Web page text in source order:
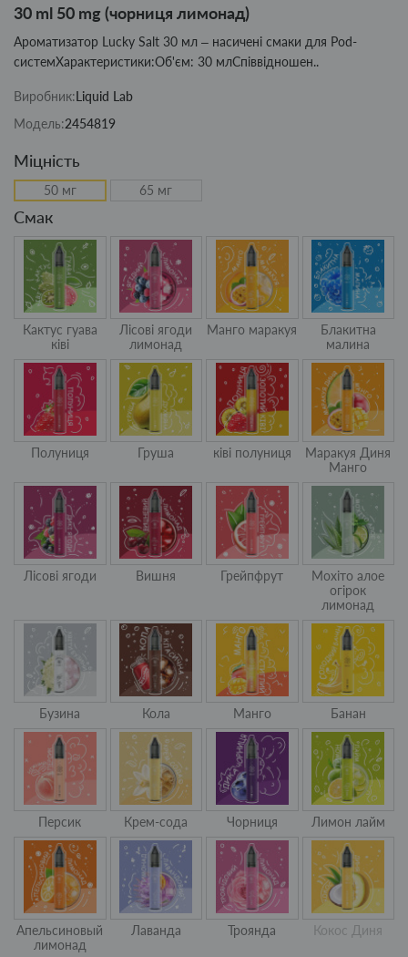
30 ml 50 mg (чорниця лимонад)
Ароматизатор Lucky Salt 30 мл – насичені смаки для Pod-
системХарактеристики:Об'єм: 30 млСпіввідношен..
Виробник:Liquid Lab
Модель:2454819
Міцність
50 мг 65 мг
Смак
Кактус гуава
ківі
Лісові ягоди
лимонад
Манго маракуя
Блакитна
малина
Полуниця Груша ківі полуниця
Маракуя Диня
Манго
Лісові ягоди Вишня Грейпфрут
Мохіто алое
огірок
лимонад
Бузина Кола Манго Банан
Персик Крем-сода Чорниця Лимон лайм
Апельсиновый
лимонад
Лаванда Троянда Кокос Диня